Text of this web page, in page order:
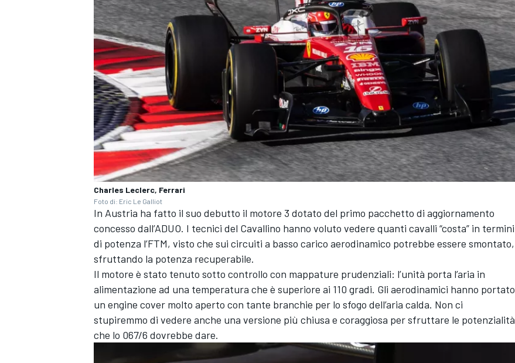
MONOMARCA
Charles Leclerc, Ferrari
Foto di: Eric Le Galliot
In Austria ha fatto il suo debutto il motore 3 dotato del primo pacchetto di aggiornamento
concesso dall’ADUO. I tecnici del Cavallino hanno voluto vedere quanti cavalli “costa” in termini
di potenza l’FTM, visto che sui circuiti a basso carico aerodinamico potrebbe essere smontato,
sfruttando la potenza recuperabile.
Il motore è stato tenuto sotto controllo con mappature prudenziali: l’unità porta l’aria in
alimentazione ad una temperatura che è superiore ai 110 gradi. Gli aerodinamici hanno portato
un engine cover molto aperto con tante branchie per lo sfogo dell’aria calda. Non ci
stupiremmo di vedere anche una versione più chiusa e coraggiosa per sfruttare le potenzialità
che lo 067/6 dovrebbe dare.